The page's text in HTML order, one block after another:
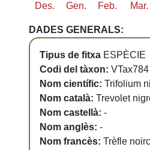
Des. Gen. Feb. Mar.
DADES GENERALS:
Tipus de fitxa ESPÈCIE
Codi del tàxon: VTax784
Nom científic: Trifolium
Nom català: Trevolet
Nom castellà: -
Nom anglès: -
Nom francès: Trèfle